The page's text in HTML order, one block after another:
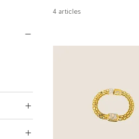
400 €
4 articles